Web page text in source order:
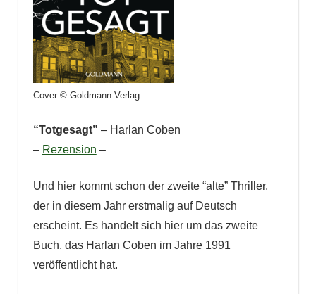
Cover © Goldmann Verlag
“Totgesagt” – Harlan Coben
– Rezension –
Und hier kommt schon der zweite “alte” Thriller,
der in diesem Jahr erstmalig auf Deutsch
erscheint. Es handelt sich hier um das zweite
Buch, das Harlan Coben im Jahre 1991
veröffentlicht hat.